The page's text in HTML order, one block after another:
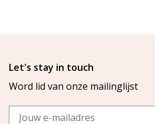
Let's stay in touch
Word lid van onze mailinglijst
Email